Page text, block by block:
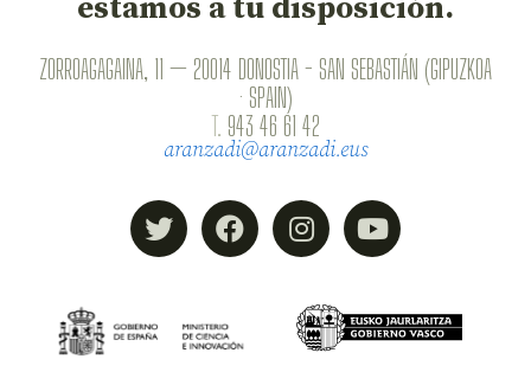
estamos a tu disposición.
ZORROAGAGAINA, 11 — 20014 DONOSTIA - SAN SEBASTIÁN (GIPUZKOA
· SPAIN)
T. 943 46 61 42
aranzadi@aranzadi.eus